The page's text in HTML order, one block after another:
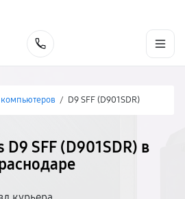
/ D9 SFF (D901SDR)
D9 SFF (D901SDR) в